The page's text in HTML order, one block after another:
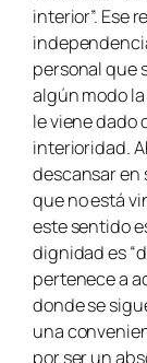
interior”. Ese
personal que
algún modo
le viene dado
interioridad.
descansar en
que no está
este sentido
dignidad es
pertenece a
donde se
una
por ser un